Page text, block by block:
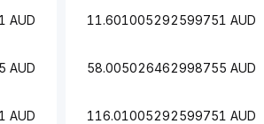
AUD
AUD
AUD
11.601005292599751 AUD
58.005026462998755 AUD
116.01005292599751 AUD